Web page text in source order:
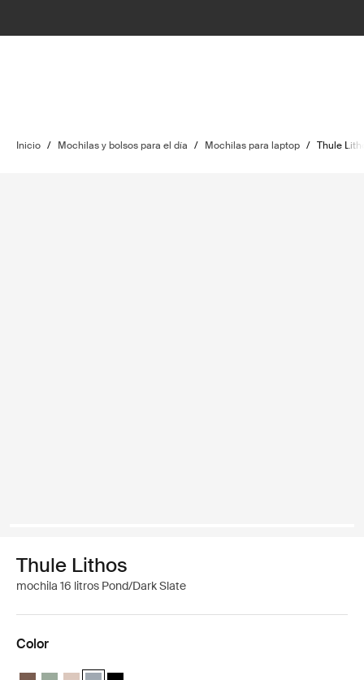
Inicio / Mochilas y bolsos para el día / Mochilas para laptop / Thule
Thule Lithos
mochila 16 litros Pond/Dark Slate
Color
Thule Lithos backpack 16L Marrón tenue
Thule Lithos backpack 16L Verde suave
Thule Lithos backpack 16L Gris pelícano/caqui claro
Thule Lithos backpack 16L Estanque/pizarra oscura
Thule Lithos backpack 16L Negro